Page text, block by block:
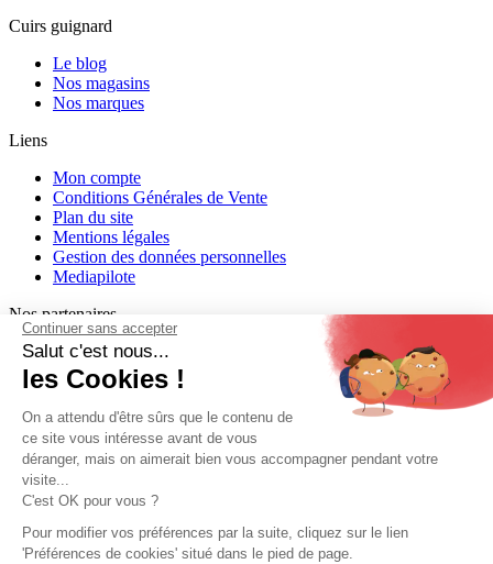
Continuer sans accepter
Salut c'est nous...
les Cookies !
On a attendu d'être sûrs que le contenu de
ce site vous intéresse avant de vous
déranger, mais on aimerait bien vous accompagner pendant votre
visite...
C'est OK pour vous ?
Pour modifier vos préférences par la suite, cliquez sur le lien
'Préférences de cookies' situé dans le pied de page.
Cuirs guignard
Le blog
Nos magasins
Nos marques
Liens
Mon compte
Conditions Générales de Vente
Plan du site
Mentions légales
Gestion des données personnelles
Mediapilote
Nos partenaires
Liens